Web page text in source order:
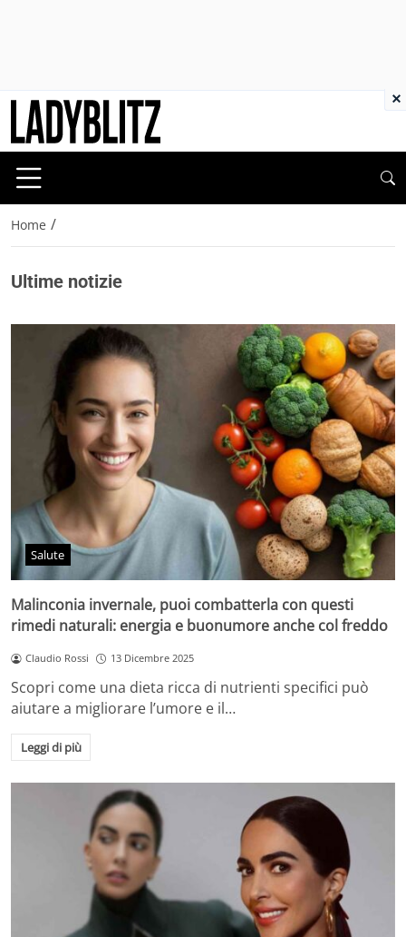
Home /
Ultime notizie
Salute
Malinconia invernale, puoi combatterla con questi
rimedi naturali: energia e buonumore anche col freddo
Claudio Rossi 13 Dicembre 2025
Scopri come una dieta ricca di nutrienti specifici può
aiutare a migliorare l’umore e il…
Leggi di più
×